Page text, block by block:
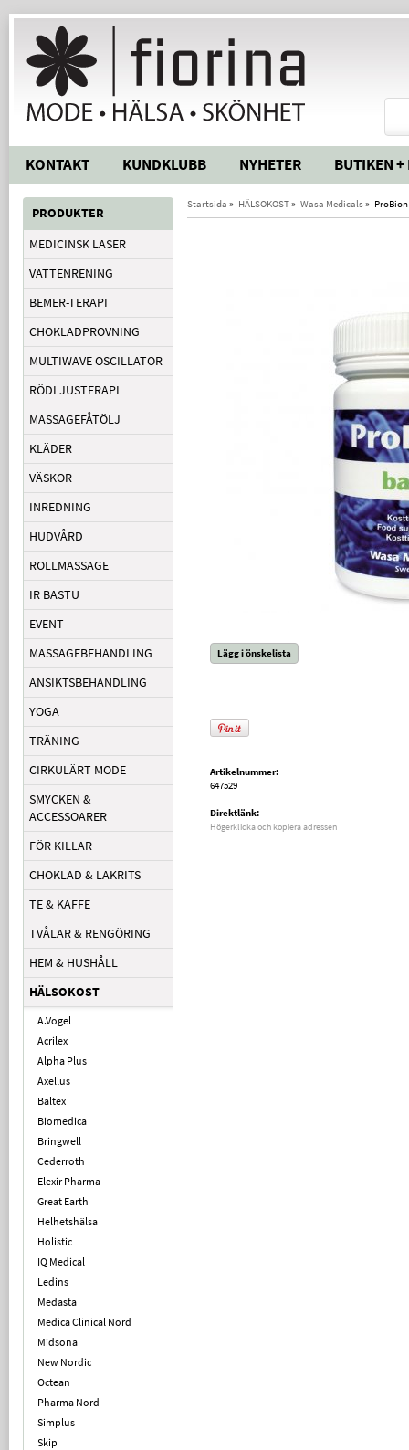
KONTAKT KUNDKLUBB NYHETER BUTIKEN +
PRODUKTER
MEDICINSK LASER
VATTENRENING
BEMER-TERAPI
CHOKLADPROVNING
MULTIWAVE OSCILLATOR
RÖDLJUSTERAPI
MASSAGEFÅTÖLJ
KLÄDER
VÄSKOR
INREDNING
HUDVÅRD
ROLLMASSAGE
IR BASTU
EVENT
MASSAGEBEHANDLING
ANSIKTSBEHANDLING
YOGA
TRÄNING
CIRKULÄRT MODE
SMYCKEN &
ACCESSOARER
FÖR KILLAR
CHOKLAD & LAKRITS
TE & KAFFE
TVÅLAR & RENGÖRING
HEM & HUSHÅLL
HÄLSOKOST
A.Vogel
Acrilex
Alpha Plus
Axellus
Baltex
Biomedica
Bringwell
Cederroth
Elexir Pharma
Great Earth
Helhetshälsa
Holistic
IQ Medical
Ledins
Medasta
Medica Clinical Nord
Midsona
New Nordic
Octean
Pharma Nord
Simplus
Skip
Startsida » HÄLSOKOST» Wasa Medicals»
Lägg i önskelista
Artikelnummer:
647529
Direktlänk:
Högerklicka och kopiera adressen